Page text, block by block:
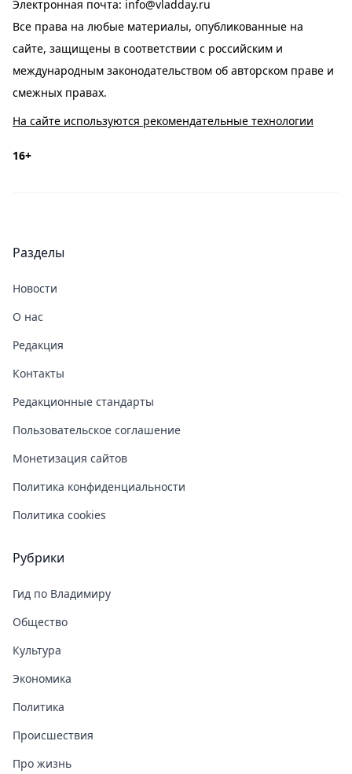
Электронная почта: info@vladday.ru
Все права на любые материалы, опубликованные на
сайте, защищены в соответствии с российским и
международным законодательством об авторском праве и
смежных правах.
На сайте используются рекомендательные технологии
16+
Разделы
Новости
О нас
Редакция
Контакты
Редакционные стандарты
Пользовательское соглашение
Монетизация сайтов
Политика конфиденциальности
Политика cookies
Рубрики
Гид по Владимиру
Общество
Культура
Экономика
Политика
Происшествия
Про жизнь